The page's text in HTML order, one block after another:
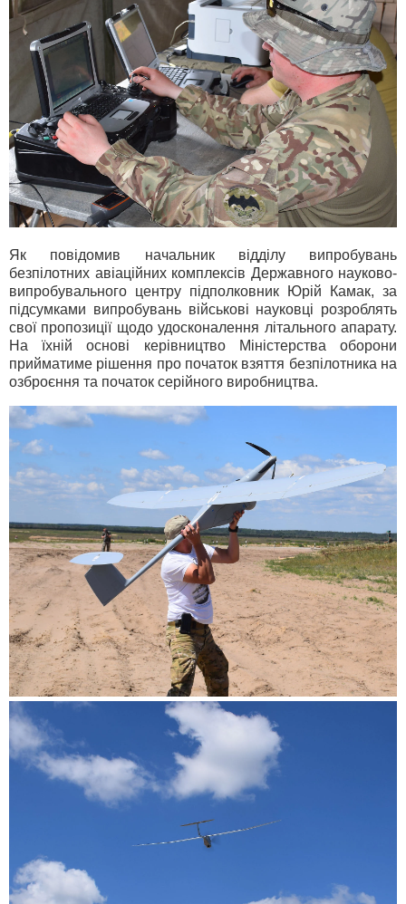
Як повідомив начальник відділу випробувань
безпілотних авіаційних комплексів Державного науково-
випробувального центру підполковник Юрій Камак, за
підсумками випробувань військові науковці розроблять
свої пропозиції щодо удосконалення літального апарату.
На їхній основі керівництво Міністерства оборони
прийматиме рішення про початок взяття безпілотника на
озброєння та початок серійного виробництва.